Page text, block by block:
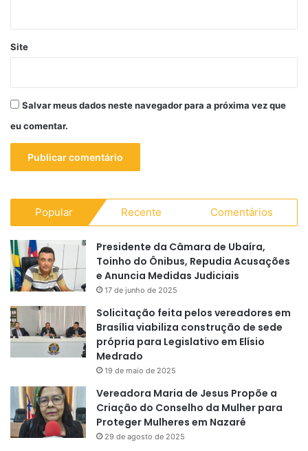
Site
Salvar meus dados neste navegador para a próxima vez que
eu comentar.
Popular Recente Comentários
Presidente da Câmara de Ubaíra,
Toinho do Ônibus, Repudia Acusações
e Anuncia Medidas Judiciais
17 de junho de 2025
Solicitação feita pelos vereadores em
Brasília viabiliza construção de sede
própria para Legislativo em Elísio
Medrado
19 de maio de 2025
Vereadora Maria de Jesus Propõe a
Criação do Conselho da Mulher para
Proteger Mulheres em Nazaré
29 de agosto de 2025